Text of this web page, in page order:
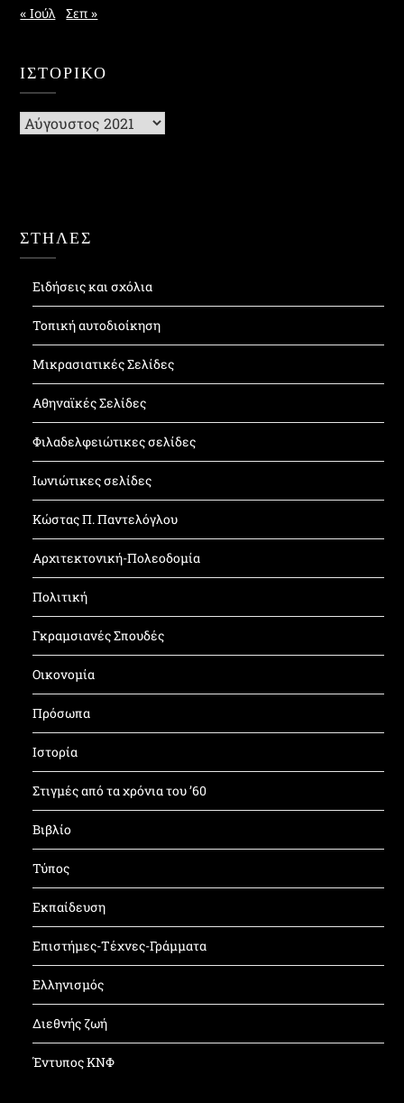
« Ιούλ
Σεπ »
ΙΣΤΟΡΙΚΌ
Ιστορικό
ΣΤΗΛΕΣ
Ειδήσεις και σχόλια
Τοπική αυτοδιοίκηση
Μικρασιατικές Σελίδες
Αθηναϊκές Σελίδες
Φιλαδελφειώτικες σελίδες
Ιωνιώτικες σελίδες
Κώστας Π. Παντελόγλου
Αρχιτεκτονική-Πολεοδομία
Πολιτική
Γκραμσιανές Σπουδές
Οικονομία
Πρόσωπα
Ιστορία
Στιγμές από τα χρόνια του ’60
Βιβλίο
Τύπος
Εκπαίδευση
Επιστήμες-Τέχνες-Γράμματα
Ελληνισμός
Διεθνής ζωή
Έντυπος ΚΝΦ